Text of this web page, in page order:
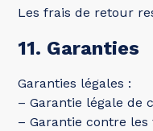
Les frais de retour
11. Garanties
Garanties légales :
– Garantie légale de
– Garantie contre les